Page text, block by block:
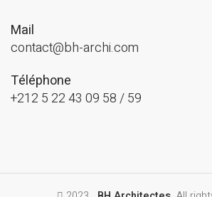
Mail
contact@bh-archi.com
Téléphone
+212 5 22 43 09 58 / 59